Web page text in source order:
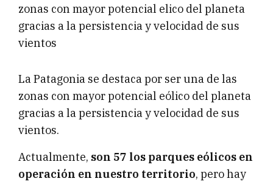
La Patagonia se destaca por ser una de las
zonas con mayor potencial eólico del planeta
gracias a la persistencia y velocidad de sus
vientos.
Actualmente, son 57 los parques eólicos en
operación en nuestro territorio, pero hay